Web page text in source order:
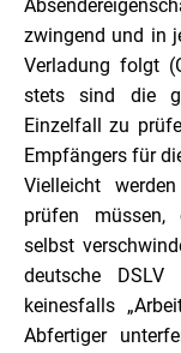
zwingend und in
Verladung folgt
stets sind die
Einzelfall zu
Empfängers für
Vielleicht
prüfen
selbst
deutsche
keinesfalls
Abfertiger